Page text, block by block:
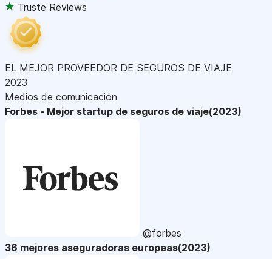
Truste Reviews
EL MEJOR PROVEEDOR DE SEGUROS DE VIAJE
2023
Medios de comunicación
Forbes - Mejor startup de seguros de viaje(2023)
@forbes
36 mejores aseguradoras europeas(2023)